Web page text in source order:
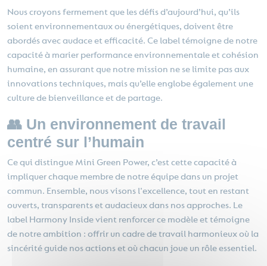
Nous croyons fermement que les défis d’aujourd’hui, qu’ils
soient environnementaux ou énergétiques, doivent être
abordés avec audace et efficacité. Ce label témoigne de notre
capacité à marier performance environnementale et cohésion
humaine, en assurant que notre mission ne se limite pas aux
innovations techniques, mais qu’elle englobe également une
culture de bienveillance et de partage.
👥 Un environnement de travail
centré sur l’humain
Ce qui distingue Mini Green Power, c’est cette capacité à
impliquer chaque membre de notre équipe dans un projet
commun. Ensemble, nous visons l'excellence, tout en restant
ouverts, transparents et audacieux dans nos approches. Le
label Harmony Inside vient renforcer ce modèle et témoigne
de notre ambition : offrir un cadre de travail harmonieux où la
sincérité guide nos actions et où chacun joue un rôle essentiel.